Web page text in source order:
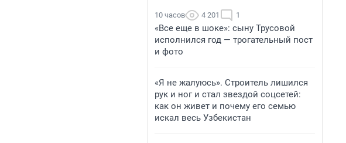
10 часов 4 201 1
«Все еще в шоке»: сыну Трусовой
исполнился год — трогательный пост
и фото
«Я не жалуюсь». Строитель лишился
рук и ног и стал звездой соцсетей:
как он живет и почему его семью
искал весь Узбекистан